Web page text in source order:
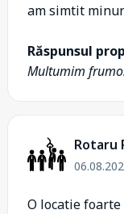
am simtit
Răspunsul
Multumim
Rotaru
O locatie